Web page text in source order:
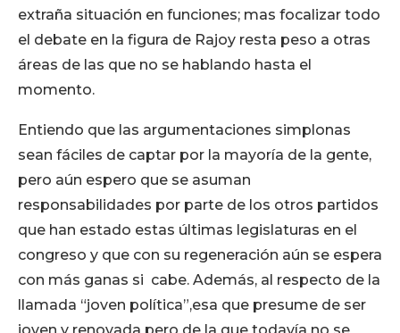
extraña situación en funciones; mas focalizar todo
el debate en la figura de Rajoy resta peso a otras
áreas de las que no se hablando hasta el
momento.
Entiendo que las argumentaciones simplonas
sean fáciles de captar por la mayoría de la gente,
pero aún espero que se asuman
responsabilidades por parte de los otros partidos
que han estado estas últimas legislaturas en el
congreso y que con su regeneración aún se espera
con más ganas si cabe. Además, al respecto de la
llamada “joven política”,esa que presume de ser